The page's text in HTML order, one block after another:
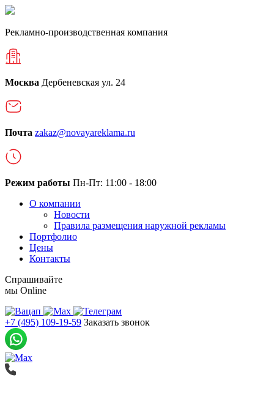
Рекламно-производственная компания
Москва Дербеневская ул. 24
Почта zakaz@novayareklama.ru
Режим работы Пн-Пт: 11:00 - 18:00
О компании
Новости
Правила размещения наружной рекламы
Портфолио
Цены
Контакты
Спрашивайте
мы Online
+7 (495) 109-19-59 Заказать звонок